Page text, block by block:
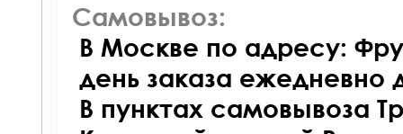
Самовывоз:
В Москве по адресу:
день заказа ежедневно
В пунктах самовывоза